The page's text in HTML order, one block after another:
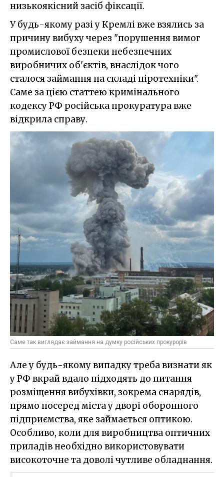
низькоякісний засіб фіксації.
У будь-якому разі у Кремлі вже взялись за
причину вибуху через "порушення вимог
промислової безпеки небезпечних
виробничих об'єктів, внаслідок чого
сталося займання на складі піротехніки".
Саме за цією статтею кримінального
кодексу РФ російська прокуратура вже
відкрила справу.
Саме так виглядає займання на думку російських прокурорів
Але у будь-якому випадку треба визнати як
у РФ вкрай вдало підходять до питання
розміщення вибухівки, зокрема снарядів,
прямо посеред міста у дворі оборонного
підприємства, яке займається оптикою.
Особливо, коли для виробництва оптичних
приладів необхідно використовувати
високоточне та доволі чутливе обладнання.